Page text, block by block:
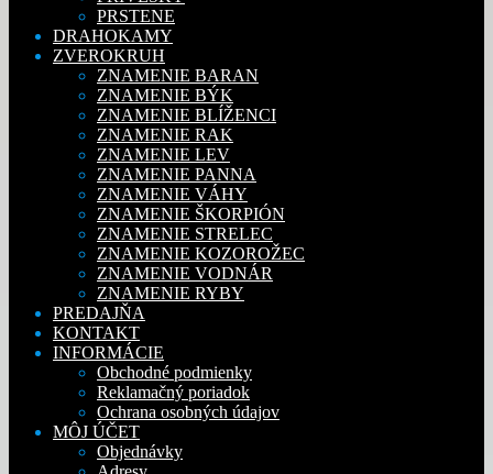
PRSTENE
DRAHOKAMY
ZVEROKRUH
ZNAMENIE BARAN
ZNAMENIE BÝK
ZNAMENIE BLÍŽENCI
ZNAMENIE RAK
ZNAMENIE LEV
ZNAMENIE PANNA
ZNAMENIE VÁHY
ZNAMENIE ŠKORPIÓN
ZNAMENIE STRELEC
ZNAMENIE KOZOROŽEC
ZNAMENIE VODNÁR
ZNAMENIE RYBY
PREDAJŇA
KONTAKT
INFORMÁCIE
Obchodné podmienky
Reklamačný poriadok
Ochrana osobných údajov
MÔJ ÚČET
Objednávky